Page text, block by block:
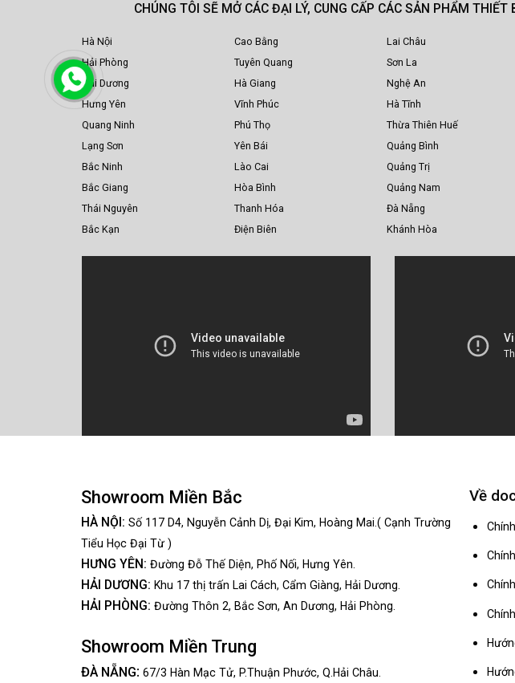
CHÚNG TÔI SẼ MỞ CÁC ĐẠI LÝ, CUNG CẤP CÁC SẢN PHẨM
Hà Nội
Hải Phòng
Hải Dương
Hưng Yên
Quang Ninh
Lạng Sơn
Bắc Ninh
Bắc Giang
Thái Nguyên
Bắc Kạn
Cao Bằng
Tuyên Quang
Hà Giang
Vĩnh Phúc
Phú Thọ
Yên Bái
Lào Cai
Hòa Bình
Thanh Hóa
Điện Biên
Lai Châu
Sơn La
Nghệ An
Hà Tĩnh
Thừa Thiên Huế
Quảng Bình
Quảng Trị
Quảng Nam
Đà Nẵng
Khánh Hòa
Showroom Miền Bắc
HÀ NỘI: Số 117 D4, Nguyễn Cảnh Dị, Đại Kim, Hoàng Mai.( Cạnh Trường
Tiểu Học Đại Từ )
HƯNG YÊN: Đường Đỗ Thế Diện, Phố Nối, Hưng Yên.
HẢI DƯƠNG: Khu 17 thị trấn Lai Cách, Cẩm Giàng, Hải Dương.
HẢI PHÒNG: Đường Thôn 2, Bắc Sơn, An Dương, Hải Phòng.
Showroom Miền Trung
ĐÀ NẴNG: 67/3 Hàn Mạc Tử, P.Thuận Phước, Q.Hải Châu.
Về